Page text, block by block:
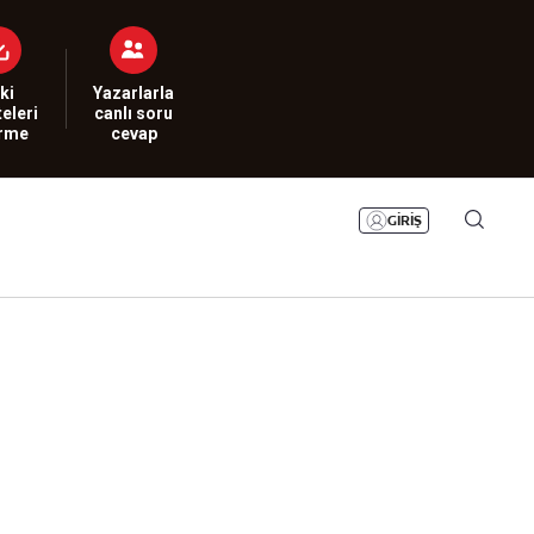
Yazarlarla
canlı soru
cevap
GİRİŞ
Bizim Sayfa
Namaz Vakitleri
Sesli Yayınlar